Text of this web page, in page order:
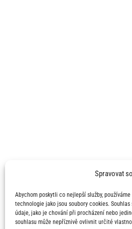
Spravovat
Abychom poskytli co nejlepší služby,
technologie jako jsou soubory cookies.
údaje, jako je chování při procházení nebo
souhlasu může nepříznivě ovlivnit určité